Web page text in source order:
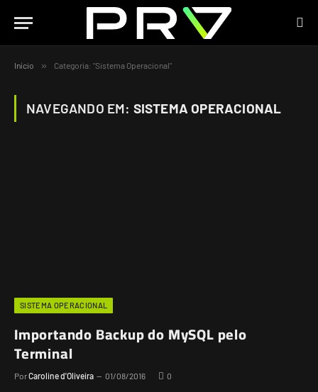
Início » Categoria: "Sistema Operacional"
NAVEGANDO EM: SISTEMA OPERACIONAL
SISTEMA OPERACIONAL
Importando Backup do MySQL pelo
Terminal
PorCaroline d'Oliveira 01/08/2016 0